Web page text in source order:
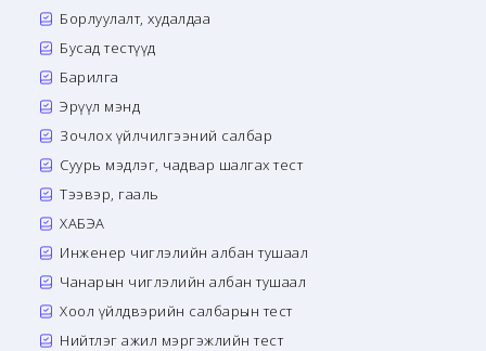
Борлуулалт, худалдаа
Бусад тестүүд
Барилга
Эрүүл мэнд
Зочлох үйлчилгээний салбар
Суурь мэдлэг, чадвар шалгах тест
Тээвэр, гааль
ХАБЭА
Инженер чиглэлийн албан тушаал
Чанарын чиглэлийн албан тушаал
Хоол үйлдвэрийн салбарын тест
Нийтлэг ажил мэргэжлийн тест